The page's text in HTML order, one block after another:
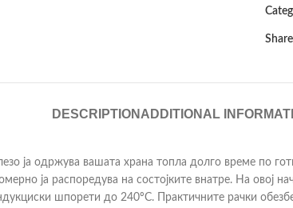
DESCRIPTION ADDITIONAL
ја одржува вашата храна топла долго време по
ја распоредува на состојките внатре. На
шпорети до 240ºC. Практичните рачки